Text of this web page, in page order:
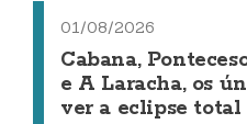
01/08/2026
Cabana,
e A Laracha, os
ver a eclipse total